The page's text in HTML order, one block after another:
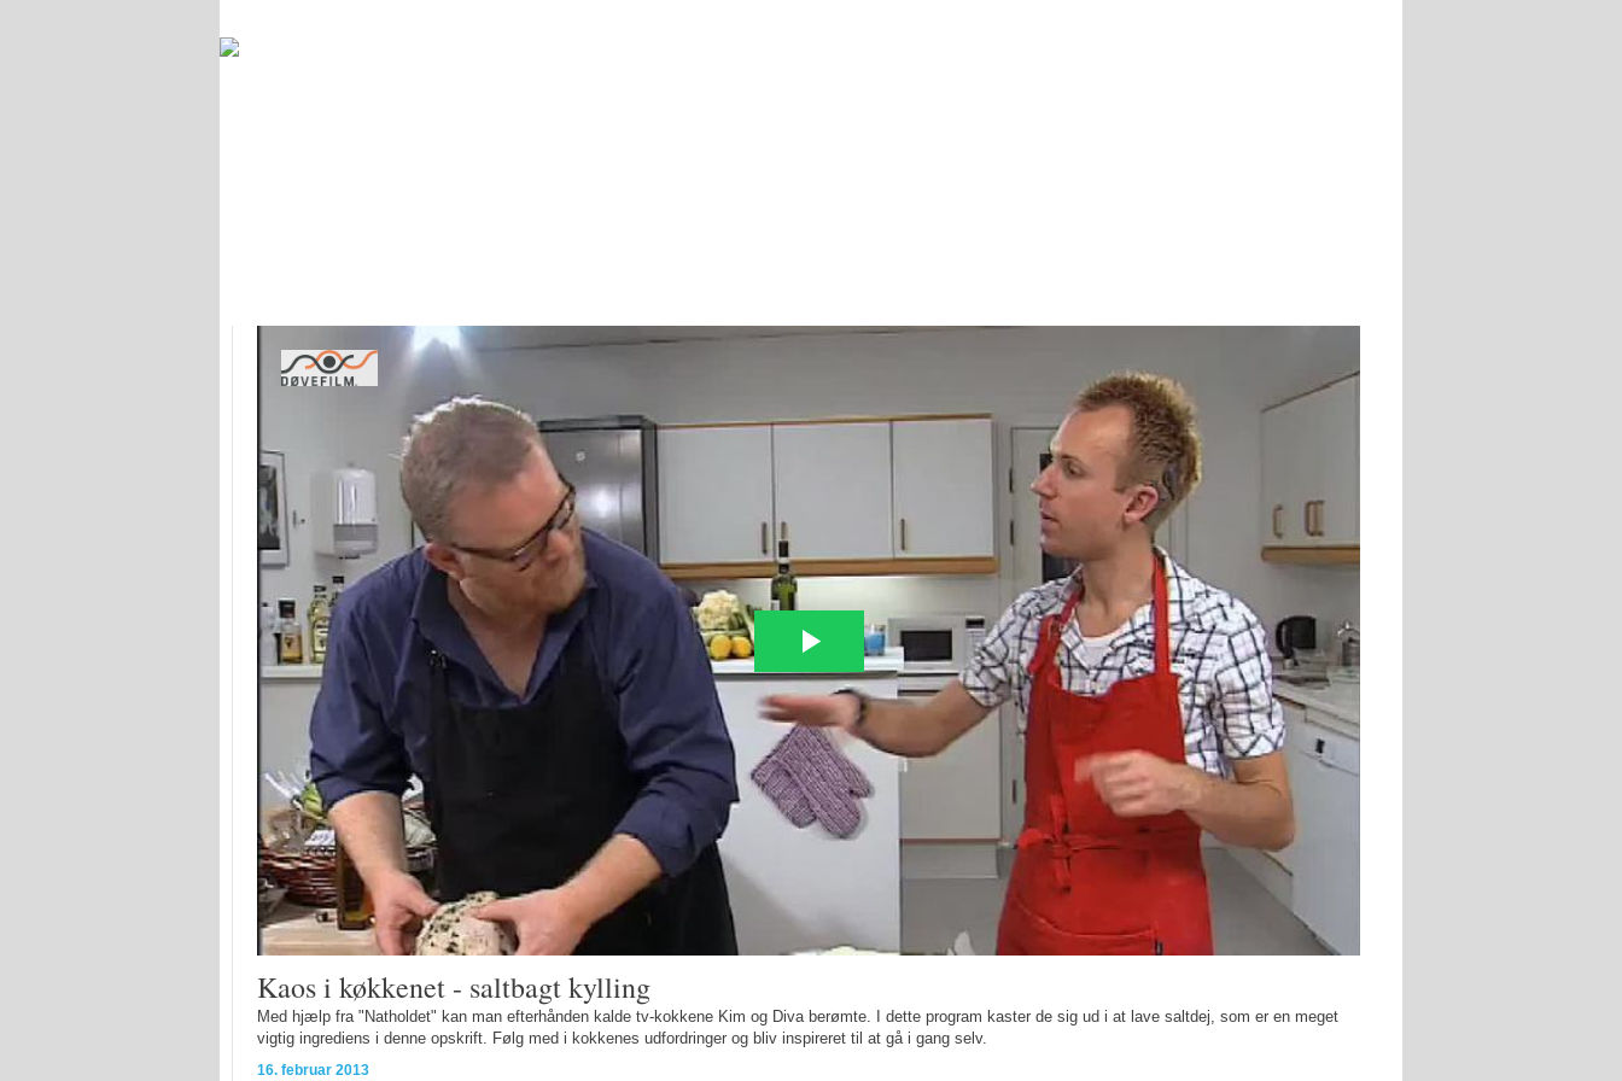
Kaos i køkkenet - saltbagt kylling
Med hjælp fra "Natholdet" kan man efterhånden kalde tv-kokkene Kim og Diva berømte. I dette program kaster de sig ud i at lave saltdej, som er en meget
vigtig ingrediens i denne opskrift. Følg med i kokkenes udfordringer og bliv inspireret til at gå i gang selv.
16. februar 2013